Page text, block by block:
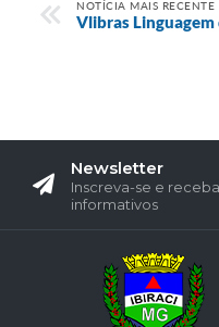
NOTÍCIA MAIS RECENTE
Vlibras Linguagem
Newsletter
Inscreva-se e receba
informativos